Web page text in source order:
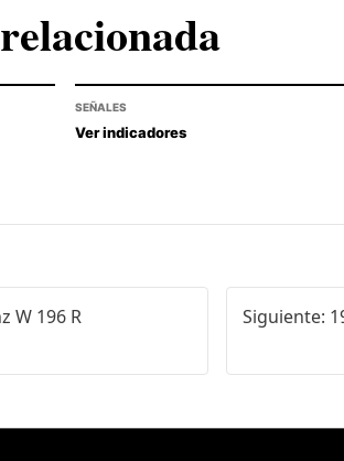
SEÑALES
Ver indicadores
W 196 R
Siguiente: